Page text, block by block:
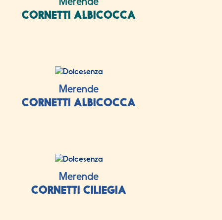
Merende
CORNETTI ALBICOCCA
Merende
CORNETTI ALBICOCCA
Merende
CORNETTI CILIEGIA